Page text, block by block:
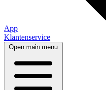
App
Klantenservice
Open main menu